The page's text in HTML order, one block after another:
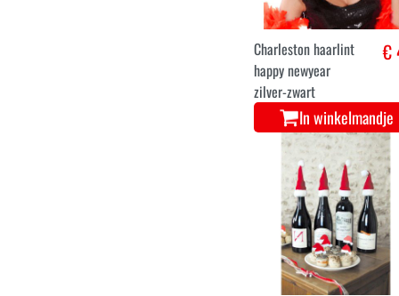
In winkelmandje
Charleston haarlint
happy newyear
zilver-zwart
€
In winkelmandje